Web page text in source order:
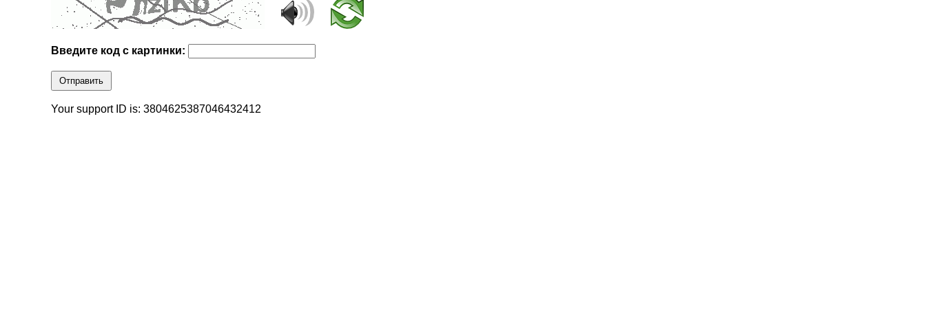
Введите код с картинки:
Отправить
Your support ID is: 3804625387046432412